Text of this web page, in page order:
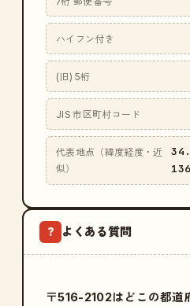
ハイフン付き
(旧) 5桁
JIS 市区町村コード
代表地点（緯度経度・近
似）
? よくある質問
〒516-2102はどこの都道